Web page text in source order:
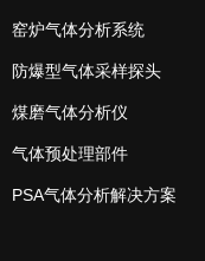
窑炉气体分析系统
防爆型气体采样探头
煤磨气体分析仪
气体预处理部件
PSA气体分析解决方案